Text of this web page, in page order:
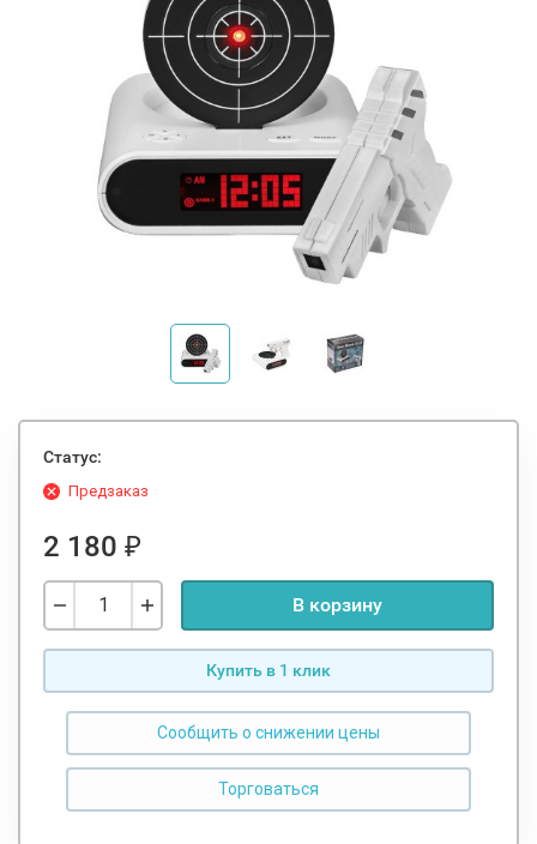
Статус:
Предзаказ
2 180 ₽
В корзину
Купить в 1 клик
Сообщить о снижении цены